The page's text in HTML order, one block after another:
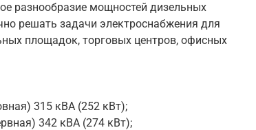
разнообразие мощностей дизельных
решать задачи электроснабжения для
площадок, торговых центров, офисных
315 кВА (252 кВт);
342 кВА (274 кВт);